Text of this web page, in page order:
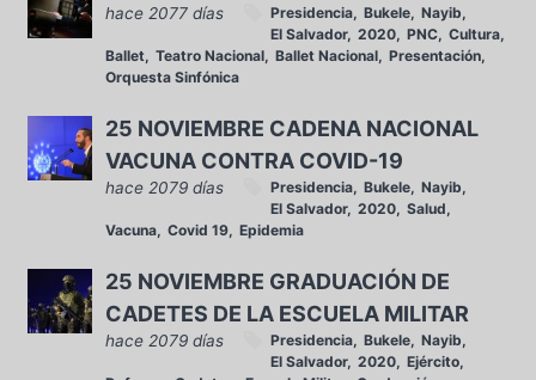
hace 2077 días Presidencia Bukele Nayib
El Salvador 2020 PNC Cultura
Ballet Teatro Nacional Ballet Nacional Presentación
Orquesta Sinfónica
25 NOVIEMBRE CADENA NACIONAL
VACUNA CONTRA COVID-19
hace 2079 días Presidencia Bukele Nayib
El Salvador 2020 Salud
Vacuna Covid 19 Epidemia
25 NOVIEMBRE GRADUACIÓN DE
CADETES DE LA ESCUELA MILITAR
hace 2079 días Presidencia Bukele Nayib
El Salvador 2020 Ejército